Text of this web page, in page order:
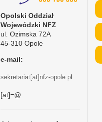
Opolski Oddział
Wojewódzki NFZ
ul. Ozimska 72A
45-310 Opole
e-mail:
sekretariat[at]nfz-opole.pl
[at]=@